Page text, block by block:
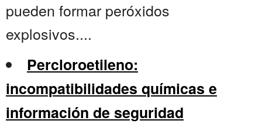
pueden formar peróxidos
explosivos....
Percloroetileno:
incompatibilidades químicas e
información de seguridad